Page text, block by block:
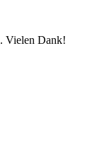
. Vielen Dank!